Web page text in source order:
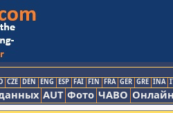
CZE DEN ENG ESP FAI FIN FRA GER GRE INA
AUT Фото ЧАВО